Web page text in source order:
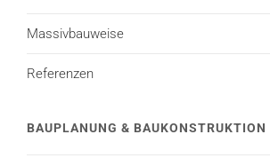
Massivbauweise
Referenzen
BAUPLANUNG & BAUKONSTRUKTION